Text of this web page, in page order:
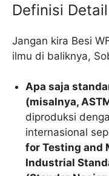
Definisi
Jangan kira Besi
ilmu di baliknya,
Apa saja
(misalnya,
diproduksi
internasional
for Testing and
Industrial